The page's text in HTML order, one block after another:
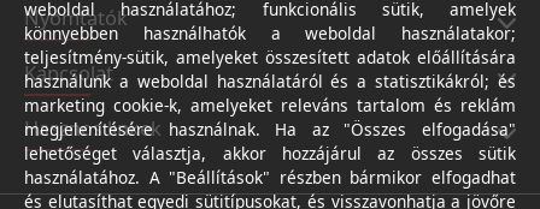
Nyomtatók
Kapcsolat
Hasznos linkek
weboldal használatához; funkcionális sütik, amelyek
könnyebben használhatók a weboldal használatakor;
teljesítmény-sütik, amelyeket összesített adatok előállítására
használunk a weboldal használatáról és a statisztikákról; és
marketing cookie-k, amelyeket releváns tartalom és reklám
megjelenítésére használnak. Ha az "Összes elfogadása"
lehetőséget választja, akkor hozzájárul az összes sütik
használatához. A "Beállítások" részben bármikor elfogadhat
és elutasíthat egyedi sütitípusokat, és visszavonhatja a jövőre